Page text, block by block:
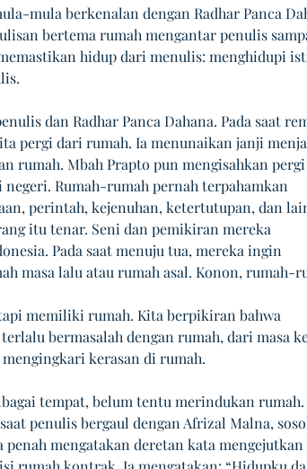
mula berkenalan dengan Radhar Panca
bertema rumah mengantar penulis
hidup dari menulis: menghidupi
dan Radhar Panca Dahana. Pada saat
pergi dari rumah. Ia menunaikan janji
rumah. Mbah Prapto pun mengisahkan
negeri. Rumah-rumah pernah terpahamkan
perintah, kejenuhan, ketertutupan, dan
itu tenar. Seni dan pemikiran mereka
Pada saat menuju tua, mereka ingin
masa lalu atau rumah asal. Konon, rumah-
memiliki rumah. Kita berpikiran bahwa
bermasalah dengan rumah, dari masa
kerasan di rumah.
tempat, belum tentu merindukan rumah.
penulis bergaul dengan Afrizal Malna,
mengatakan deretan kata mengejutkan